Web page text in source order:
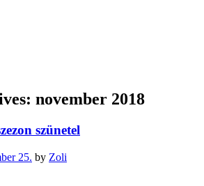
november 2018
szünetel
25. by Zoli